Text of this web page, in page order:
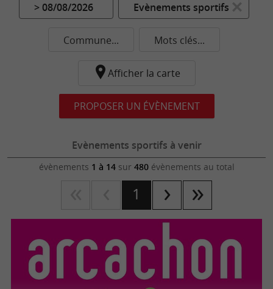
> 08/08/2026 Evènements sportifs
Commune... Mots clés...
Afficher la carte
PROPOSER UN ÉVÈNEMENT
Evènements sportifs à venir
évènements 1 à 14sur 480évènements au total
1